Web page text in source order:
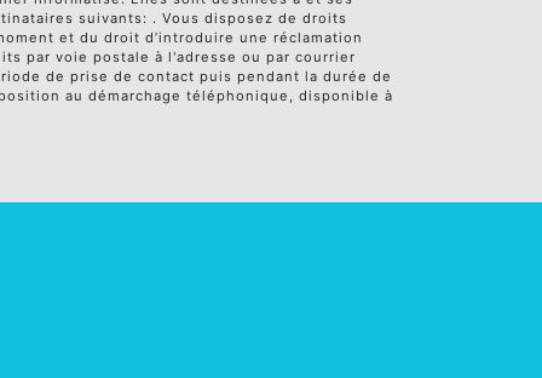
suivants: . Vous disposez de droits
et du droit d’introduire une réclamation
par voie postale à l'adresse ou par courrier
de prise de contact puis pendant la durée de
au démarchage téléphonique, disponible à